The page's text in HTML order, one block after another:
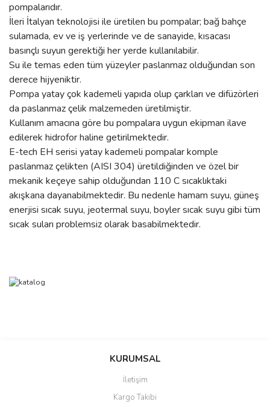
pompalarıdır.
İleri İtalyan teknolojisi ile üretilen bu pompalar; bağ bahçe
sulamada, ev ve iş yerlerinde ve de sanayide, kısacası
basınçlı suyun gerektiği her yerde kullanılabilir.
Su ile temas eden tüm yüzeyler paslanmaz olduğundan son
derece hijyeniktir.
Pompa yatay çok kademeli yapıda olup çarkları ve difüzörleri
da paslanmaz çelik malzemeden üretilmiştir.
Kullanım amacına göre bu pompalara uygun ekipman ilave
edilerek hidrofor haline getirilmektedir.
E-tech EH serisi yatay kademeli pompalar komple
paslanmaz çelikten (AISI 304) üretildiğinden ve özel bir
mekanik keçeye sahip olduğundan 110 C sıcaklıktaki
akışkana dayanabilmektedir. Bu nedenle hamam suyu, güneş
enerjisi sıcak suyu, jeotermal suyu, boyler sıcak suyu gibi tüm
sıcak suları problemsiz olarak basabilmektedir.
Bu ürüne ilk yorumu siz yapın!
Ürün hakkında henüz soru sorulmamış.
Ürün resmi kalitesiz, bozuk veya görüntülenemiyor.
KURUMSAL
İletişim
Kargo Takibi